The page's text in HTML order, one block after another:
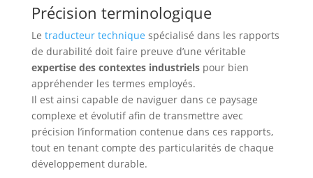
Précision terminologique
Le traducteur technique spécialisé dans les rapports
de durabilité doit faire preuve d’une véritable
expertise des contextes industrielspour bien
appréhender les termes employés.
Il est ainsi capable de naviguer dans ce paysage
complexe et évolutif afin de transmettre avec
précision l’information contenue dans ces rapports,
tout en tenant compte des particularités de chaque
développement durable.